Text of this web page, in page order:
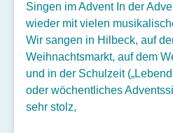
Singen im Advent In der
wieder mit vielen
Wir sangen in Hilbeck, auf
Weihnachtsmarkt, auf dem
und in der Schulzeit
oder wöchentliches
sehr stolz,